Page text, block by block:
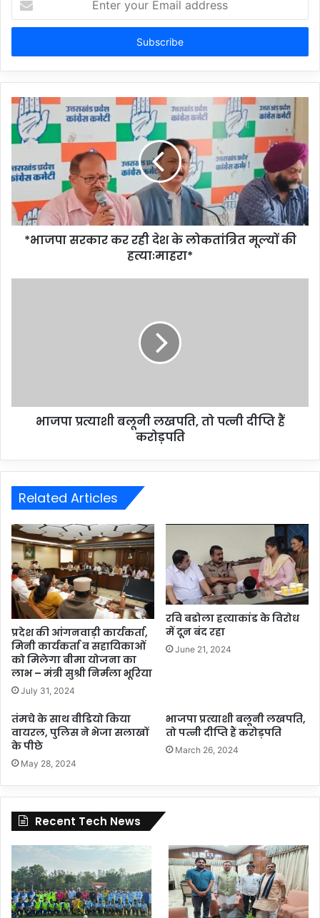
your
Email
*भाजपा सरकार कर रही देश के लोकतांत्रित मूल्यों की
हत्याःमाहरा*
भाजपा प्रत्याशी बलूनी लखपति, तो पत्नी दीप्ति हैं
करोड़पति
Related Articles
प्रदेश की आंगनवाड़ी कार्यकर्ता,
मिनी कार्यकर्ता व सहायिकाओं
को मिलेगा बीमा योजना का
लाभ – मंत्री सुश्री निर्मला भूरिया
July 31, 2024
रवि बडोला हत्याकांड के विरोध
में दून बंद रहा
June 21, 2024
तंमचे के साथ वीडियो किया
वायरल, पुलिस ने भेजा सलाखों
के पीछे
May 28, 2024
भाजपा प्रत्याशी बलूनी लखपति,
तो पत्नी दीप्ति हैं करोड़पति
March 26, 2024
Recent Tech News